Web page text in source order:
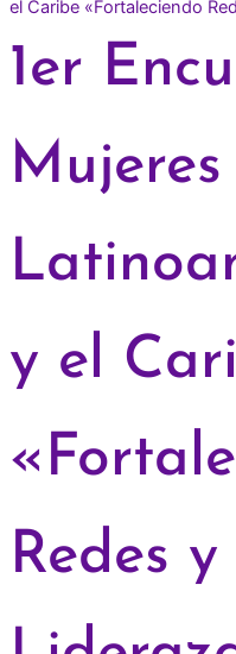
1er
Mujeres
y el
Redes y